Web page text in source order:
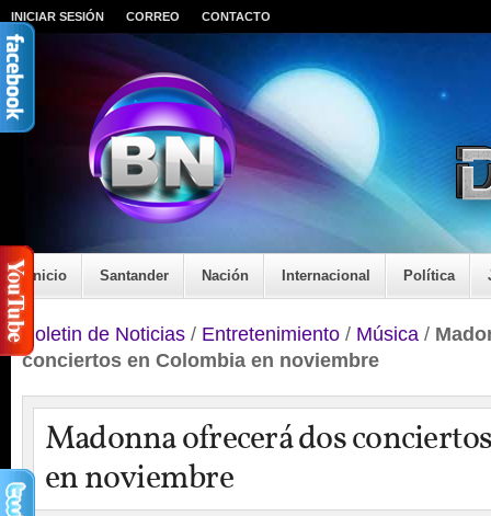
INICIAR SESIÓN CORREO CONTACTO
Inicio Santander Nación Internacional Política
Boletin de Noticias / Entretenimiento / Música /
conciertos en Colombia en noviembre
Madonna ofrecerá dos
en noviembre